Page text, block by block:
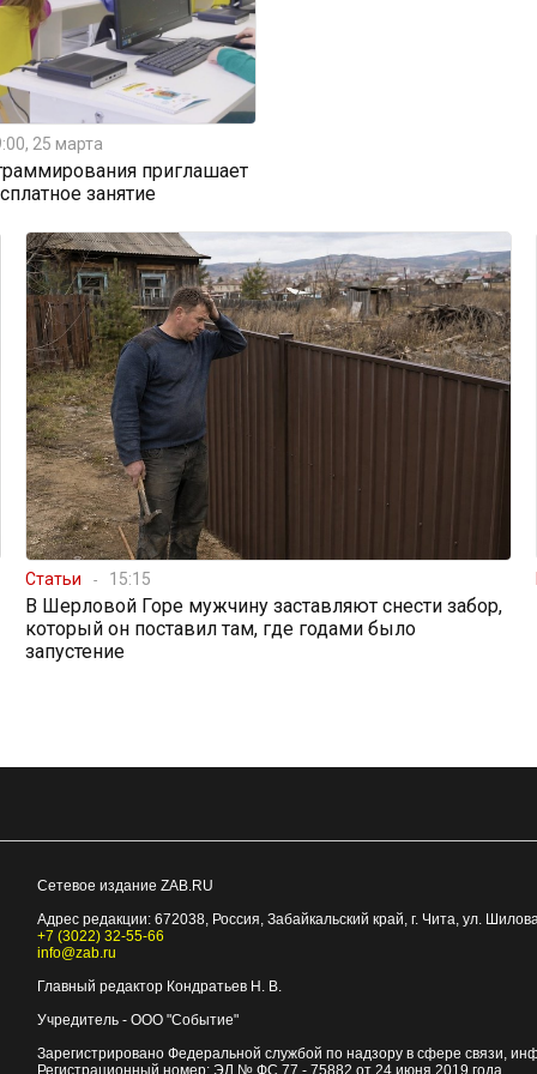
25 марта
приглашает
занятие
Статьи 15:15
В Шерловой Горе мужчину заставляют снести забор,
который он поставил там, где годами было
запустение
Сетевое издание ZAB.RU
Адрес редакции: 672038, Россия, Забайкальский край, г. Чита, ул.
+7 (3022) 32-55-66
info@zab.ru
Главный редактор Кондратьев Н. В.
Учредитель - ООО "Событие"
Зарегистрировано Федеральной службой по надзору в сфере связи,